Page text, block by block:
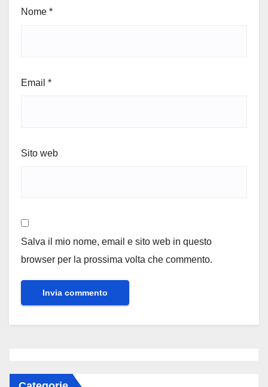
Nome *
Email *
Sito web
Salva il mio nome, email e sito web in questo
browser per la prossima volta che commento.